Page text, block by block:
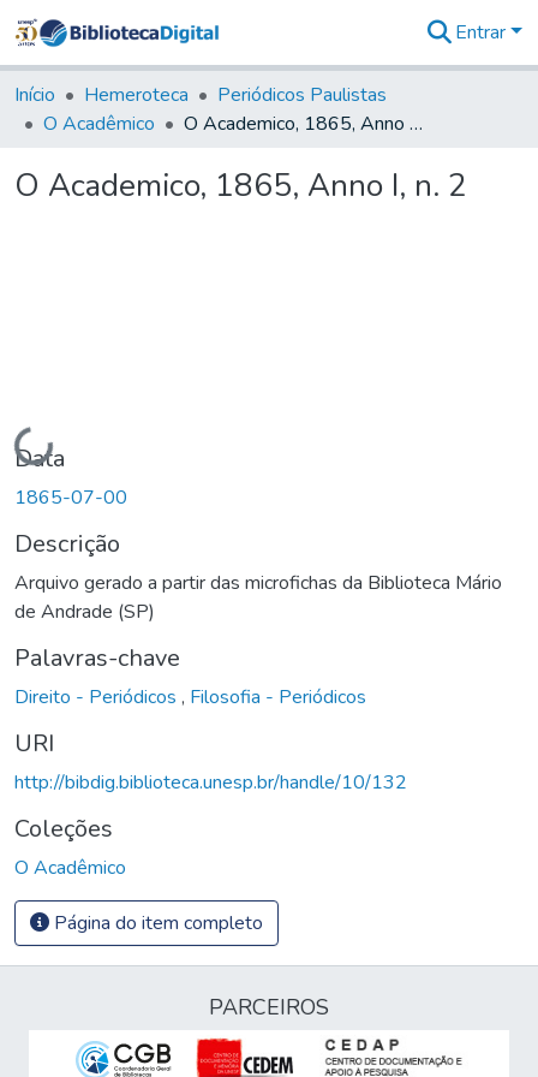
&
Coleções
Tudo na
Digital
Entrar
Início Hemeroteca
Periódicos Paulistas
O Acadêmico
O Academico, 1865, Anno I, n. 2
O Academico, 1865, Anno I, n. 2
Carregando...
Data
1865-07-00
Descrição
Arquivo gerado a partir das microfichas da Biblioteca Mário
de Andrade (SP)
Palavras-chave
Direito - Periódicos , Filosofia - Periódicos
URI
http://bibdig.biblioteca.unesp.br/handle/10/132
Coleções
O Acadêmico
Página do item completo
PARCEIROS